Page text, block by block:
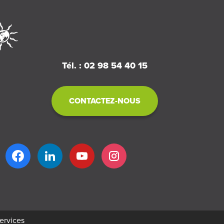
Tél. : 02 98 54 40 15
CONTACTEZ-NOUS